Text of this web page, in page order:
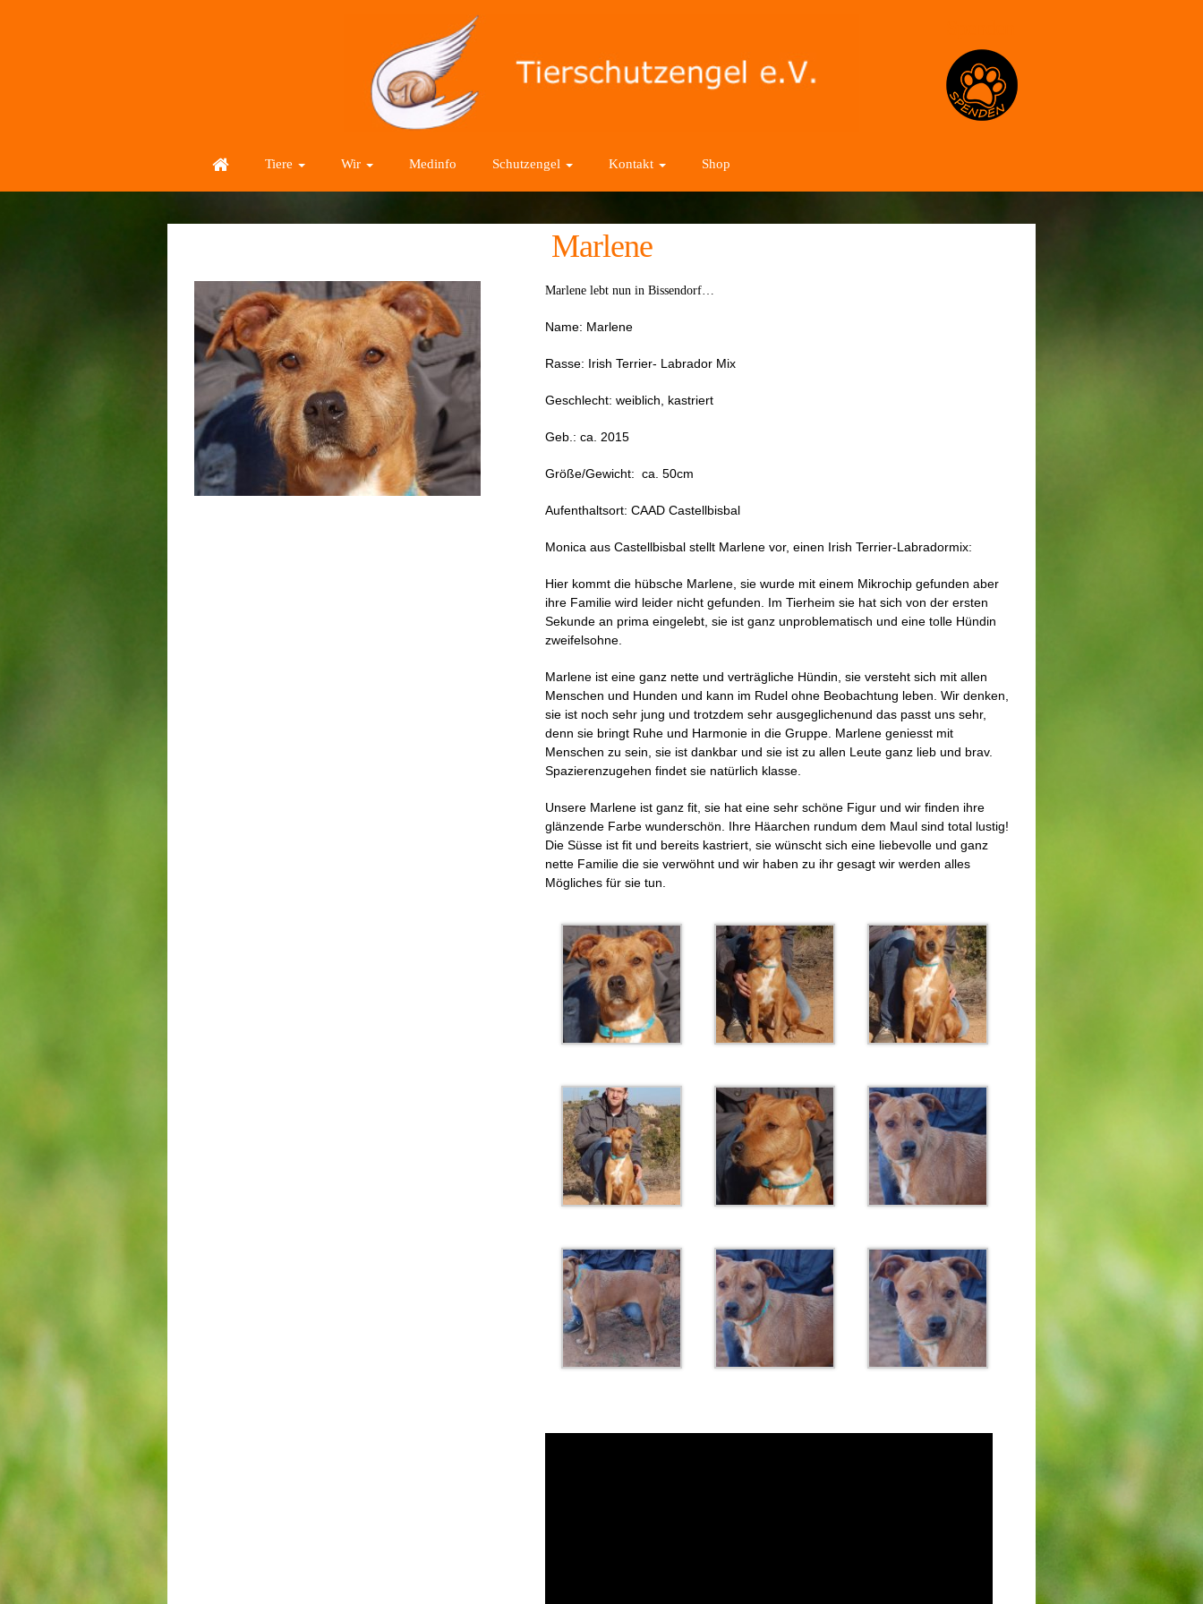
Tiere Wir Medinfo Schutzengel Kontakt Shop
Marlene
Marlene lebt nun in Bissendorf…
Name: Marlene
Rasse: Irish Terrier- Labrador Mix
Geschlecht: weiblich, kastriert
Geb.: ca. 2015
Größe/Gewicht: ca. 50cm
Aufenthaltsort: CAAD Castellbisbal
Monica aus Castellbisbal stellt Marlene vor, einen Irish Terrier-Labradormix:
Hier kommt die hübsche Marlene, sie wurde mit einem Mikrochip gefunden aber
ihre Familie wird leider nicht gefunden. Im Tierheim sie hat sich von der ersten
Sekunde an prima eingelebt, sie ist ganz unproblematisch und eine tolle Hündin
zweifelsohne.
Marlene ist eine ganz nette und verträgliche Hündin, sie versteht sich mit allen
Menschen und Hunden und kann im Rudel ohne Beobachtung leben. Wir denken,
sie ist noch sehr jung und trotzdem sehr ausgeglichenund das passt uns sehr,
denn sie bringt Ruhe und Harmonie in die Gruppe. Marlene geniesst mit
Menschen zu sein, sie ist dankbar und sie ist zu allen Leute ganz lieb und brav.
Spazierenzugehen findet sie natürlich klasse.
Unsere Marlene ist ganz fit, sie hat eine sehr schöne Figur und wir finden ihre
glänzende Farbe wunderschön. Ihre Häarchen rundum dem Maul sind total lustig!
Die Süsse ist fit und bereits kastriert, sie wünscht sich eine liebevolle und ganz
nette Familie die sie verwöhnt und wir haben zu ihr gesagt wir werden alles
Mögliches für sie tun.